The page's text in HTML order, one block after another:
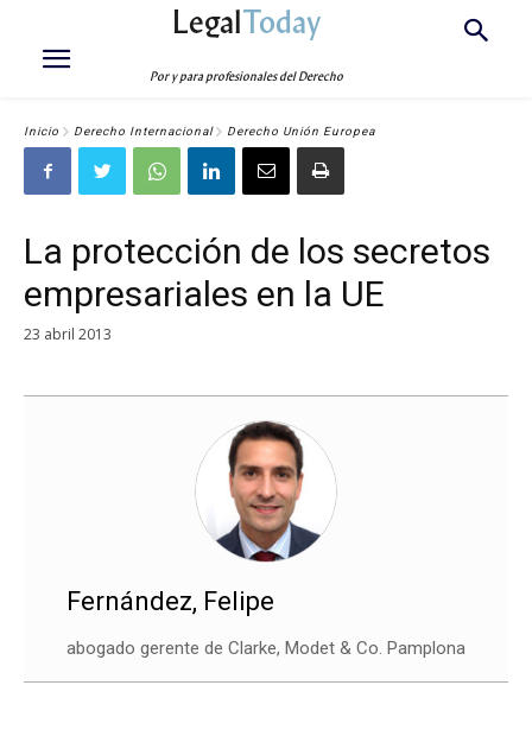
LegalToday
Por y para profesionales del Derecho
Inicio Derecho Internacional Derecho Unión Europea
La protección de los secretos
empresariales en la UE
23 abril 2013
Fernández, Felipe
abogado gerente de Clarke, Modet & Co. Pamplona